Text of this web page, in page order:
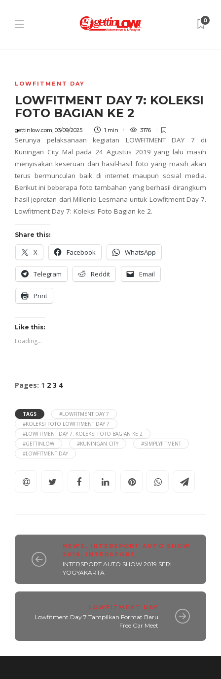
0
LOWFITMENT DAY
LOWFITMENT DAY 7: KOLEKSI
FOTO BAGIAN KE 2
gettinlow.com, 03/09/2025 1 min 3176
Serunya pelaksanaan kegiatan LOWFITMENT DAY 7 di
Kuningan City Mal pada 24 Agustus 2019 yang lalu masih
menyisakan keseruan dari hasil-hasil foto yang masih akan
terus bermunculan baik di internet maupun sosial media.
Berikut ini beberapa foto tambahan yang berhasil dirangkum
hasil jepretan dari Millenio Lesmana untuk Lowfitment Day 7.
Lowfitment Day 7: Koleksi Foto Bagian ke 2.
Share this:
X Facebook WhatsApp
Telegram Reddit Email
Print
Like this:
Loading...
Pages: 1 2 3 4
TAGS
#LOWFITMENT DAY 7
#KOLEKSI FOTO LOWFITMENT DAY 7
#LOWFITMENT DAY 7: KOLEKSI FOTO BAGIAN KE 2
#GETTINLOW
#KUNINGAN CITY
#SIMPLYFITMENT
#LOWFITMENT DAY
NEWS , INTERSPORT AUTO SHOW
2019 , INTERSPORT
INTERSPORT AUTO SHOW 2019 SERI
YOGYAKARTA
LOWFITMENT DAY
Lowfitment Day 7 Tampilkan Format Baru
Free Car Meet